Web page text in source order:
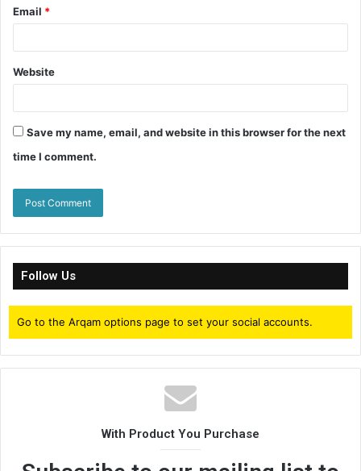
Email *
Website
Save my name, email, and website in this browser for the next
time I comment.
Follow Us
Go to the Arqam options page to set your social accounts.
With Product You Purchase